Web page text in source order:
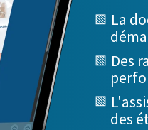
La
Des
des